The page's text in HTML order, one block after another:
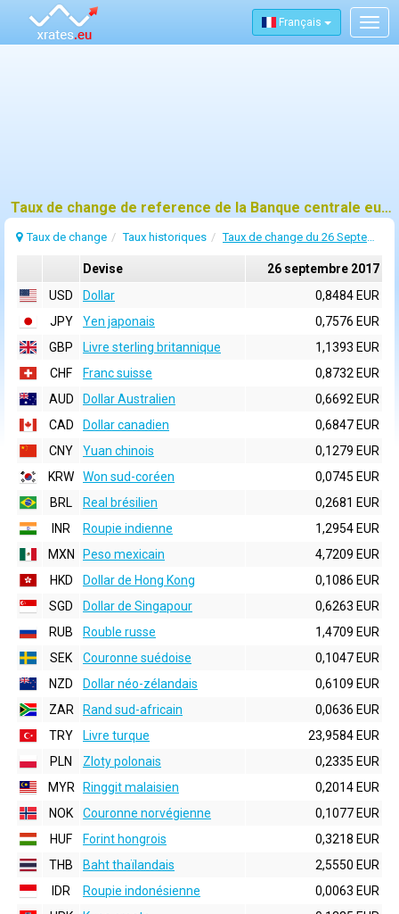
Français
Taux de change de reference de la Banque centrale europeenne (BCE) pour 26 septembre 2017
Taux de change Taux historiques Taux de change du 26 Septembre 2017
Devise
26 septembre 2017
USD
Dollar
0,8484 EUR
JPY
Yen japonais
0,7576 EUR
GBP
Livre sterling britannique
1,1393 EUR
CHF
Franc suisse
0,8732 EUR
AUD
Dollar Australien
0,6692 EUR
CAD
Dollar canadien
0,6847 EUR
CNY
Yuan chinois
0,1279 EUR
KRW
Won sud-coréen
0,0745 EUR
BRL
Real brésilien
0,2681 EUR
INR
Roupie indienne
1,2954 EUR
MXN
Peso mexicain
4,7209 EUR
HKD
Dollar de Hong Kong
0,1086 EUR
SGD
Dollar de Singapour
0,6263 EUR
RUB
Rouble russe
1,4709 EUR
SEK
Couronne suédoise
0,1047 EUR
NZD
Dollar néo-zélandais
0,6109 EUR
ZAR
Rand sud-africain
0,0636 EUR
TRY
Livre turque
23,9584 EUR
PLN
Zloty polonais
0,2335 EUR
MYR
Ringgit malaisien
0,2014 EUR
NOK
Couronne norvégienne
0,1077 EUR
HUF
Forint hongrois
0,3218 EUR
THB
Baht thaïlandais
2,5550 EUR
IDR
Roupie indonésienne
0,0063 EUR